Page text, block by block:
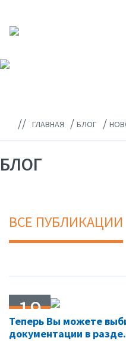
// ГЛАВНАЯ / БЛОГ /
БЛОГ
ВСЕ ПУБЛИКАЦИИ
19
12.01
Теперь Вы можете
документации в